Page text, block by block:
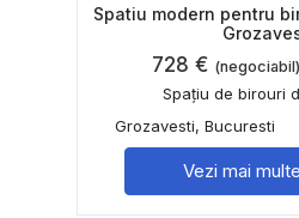
Spatiu modern pentru
728 €
Spațiu de birouri
Grozavesti, Bucuresti
Vezi mai